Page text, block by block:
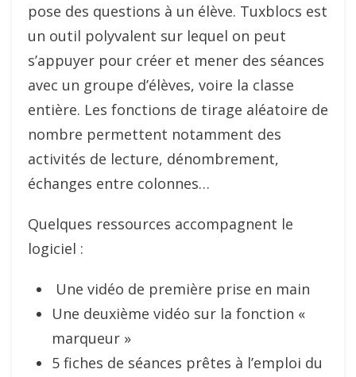
pose des questions à un élève. Tuxblocs est
un outil polyvalent sur lequel on peut
s’appuyer pour créer et mener des séances
avec un groupe d’élèves, voire la classe
entière. Les fonctions de tirage aléatoire de
nombre permettent notamment des
activités de lecture, dénombrement,
échanges entre colonnes…
Quelques ressources accompagnent le
logiciel :
Une vidéo de première prise en main
Une deuxième vidéo sur la fonction «
marqueur »
5 fiches de séances prêtes à l’emploi du